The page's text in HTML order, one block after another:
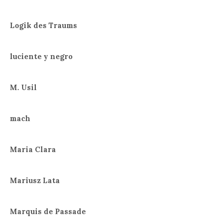
Logik des Traums
luciente y negro
M. Usil
mach
Maria Clara
Mariusz Lata
Marquis de Passade